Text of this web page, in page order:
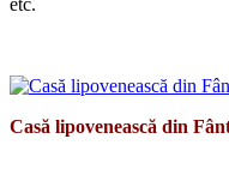
etc.
Casă lipovenească din